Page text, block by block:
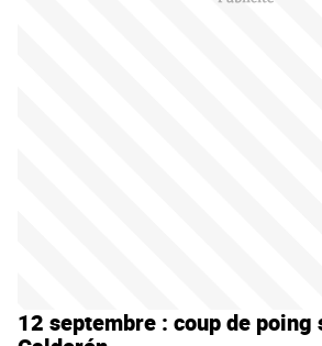
12 septembre : coup de